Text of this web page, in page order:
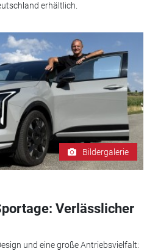
erhältlich.
Bildergalerie
Verlässlicher
und eine große Antriebsvielfalt: